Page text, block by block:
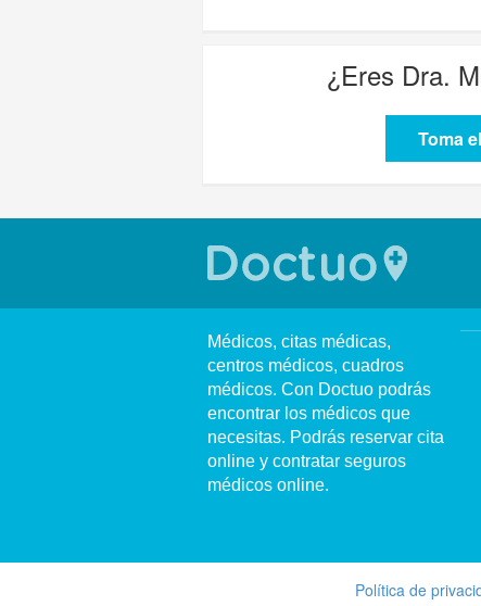
¿Eres Dra.
Toma
Médicos, citas médicas,
centros médicos, cuadros
médicos. Con Doctuo podrás
encontrar los médicos que
necesitas. Podrás reservar cita
online y contratar seguros
médicos online.
Política de